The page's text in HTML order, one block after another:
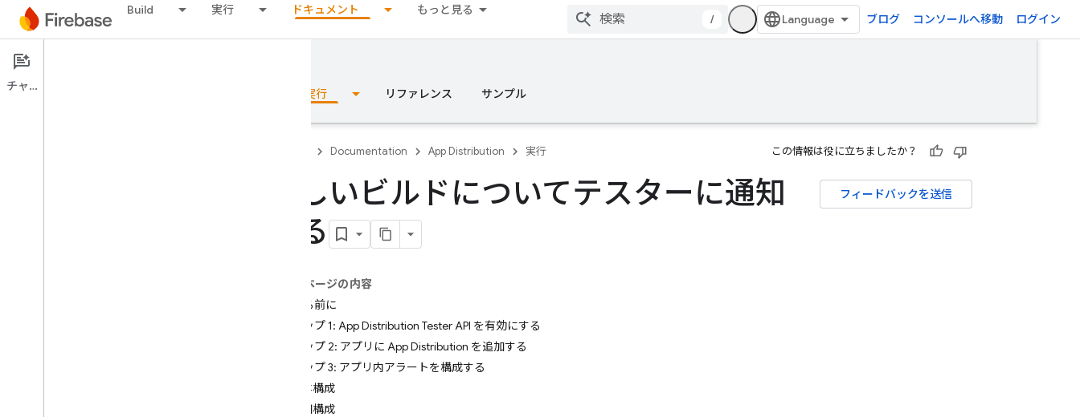
Build 実行 ドキュメント もっと見る
/ ブログ コンソールへ移動 ログイン
Documentation
概要 実行 リファレンス サンプル
Documentation App Distribution 実行 この情報は役に立ちましたか？
フィードバックを送信
新しいビルドについてテスターに通知
する
このページの内容
始める前に
ステップ 1: App Distribution Tester API を有効にする
ステップ 2: アプリに App Distribution を追加する
ステップ 3: アプリ内アラートを構成する
基本構成
詳細構成
チャット